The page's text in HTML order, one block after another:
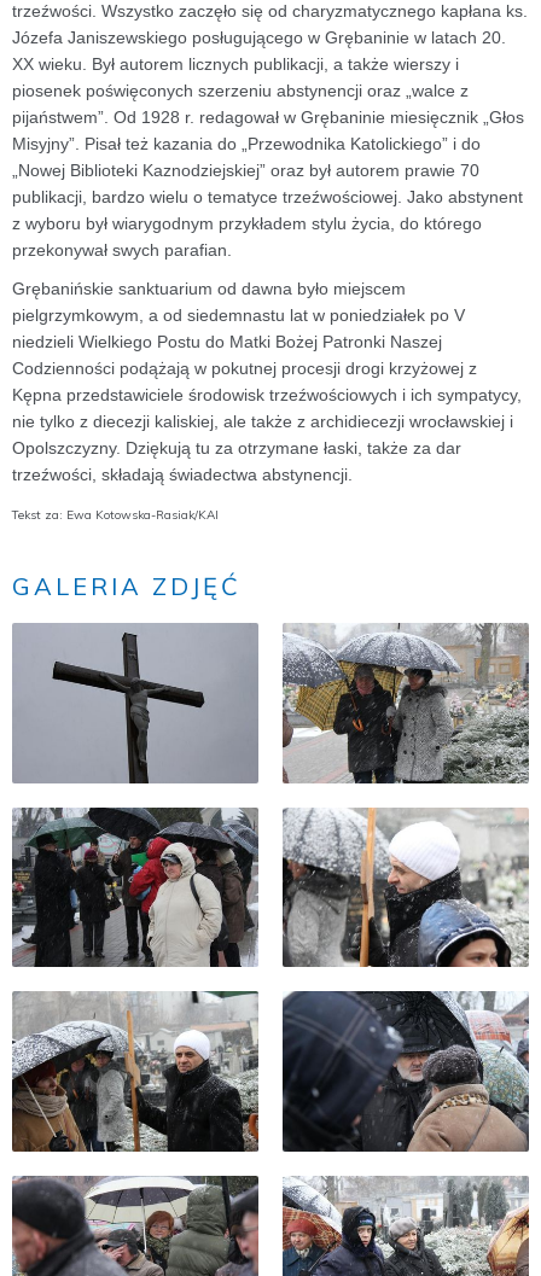
trzeźwości. Wszystko zaczęło się od charyzmatycznego kapłana ks.
Józefa Janiszewskiego posługującego w Grębaninie w latach 20.
XX wieku. Był autorem licznych publikacji, a także wierszy i
piosenek poświęconych szerzeniu abstynencji oraz „walce z
pijaństwem”. Od 1928 r. redagował w Grębaninie miesięcznik „Głos
Misyjny”. Pisał też kazania do „Przewodnika Katolickiego” i do
„Nowej Biblioteki Kaznodziejskiej” oraz był autorem prawie 70
publikacji, bardzo wielu o tematyce trzeźwościowej. Jako abstynent
z wyboru był wiarygodnym przykładem stylu życia, do którego
przekonywał swych parafian.
Grębanińskie sanktuarium od dawna było miejscem
pielgrzymkowym, a od siedemnastu lat w poniedziałek po V
niedzieli Wielkiego Postu do Matki Bożej Patronki Naszej
Codzienności podążają w pokutnej procesji drogi krzyżowej z
Kępna przedstawiciele środowisk trzeźwościowych i ich sympatycy,
nie tylko z diecezji kaliskiej, ale także z archidiecezji wrocławskiej i
Opolszczyzny. Dziękują tu za otrzymane łaski, także za dar
trzeźwości, składają świadectwa abstynencji.
Tekst za: Ewa Kotowska-Rasiak/KAI
GALERIA ZDJĘĆ